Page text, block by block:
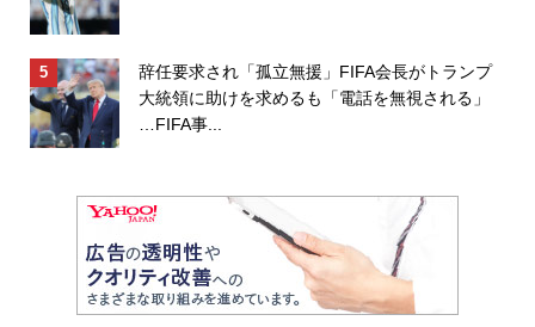
辞任要求され「孤立無援」FIFA会長がトランプ
大統領に助けを求めるも「電話を無視される」
…FIFA事...